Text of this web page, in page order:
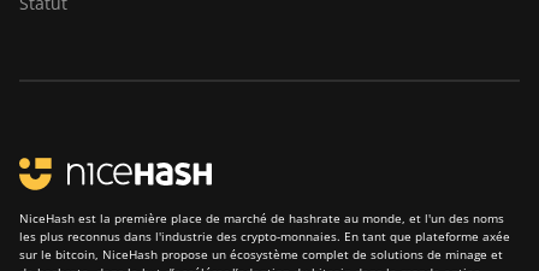
NiceHash est la première place de marché de hashrate au monde, et l'un des noms
les plus reconnus dans l'industrie des crypto-monnaies. En tant que plateforme axée
sur le bitcoin, NiceHash propose un écosystème complet de solutions de minage et